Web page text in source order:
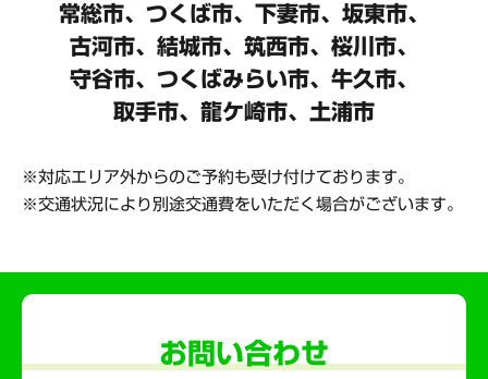
常総市、つくば市、下妻市、坂東市、
古河市、結城市、筑西市、桜川市、
守谷市、 つくばみらい市、牛久市、
取手市、龍ケ崎市、土浦市
対応エリア外からのご予約も受け付けております。
交通状況により別途交通費をいただく場合がございます。
お問い合わせ